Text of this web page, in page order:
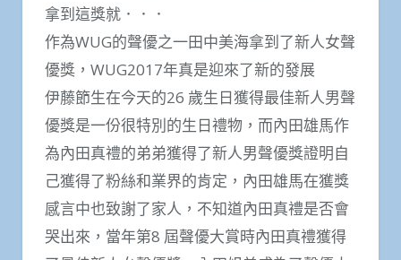
拿到這獎就．．．
作為WUG的聲優之一田中美海拿到了新人女聲
優獎，WUG2017年真是迎來了新的發展
伊藤節生在今天的26 歲生日獲得最佳新人男聲
優獎是一份很特別的生日禮物，而內田雄馬作
為內田真禮的弟弟獲得了新人男聲優獎證明自
己獲得了粉絲和業界的肯定，內田雄馬在獲獎
感言中也致謝了家人，不知道內田真禮是否會
哭出來，當年第8 屆聲優大賞時內田真禮獲得